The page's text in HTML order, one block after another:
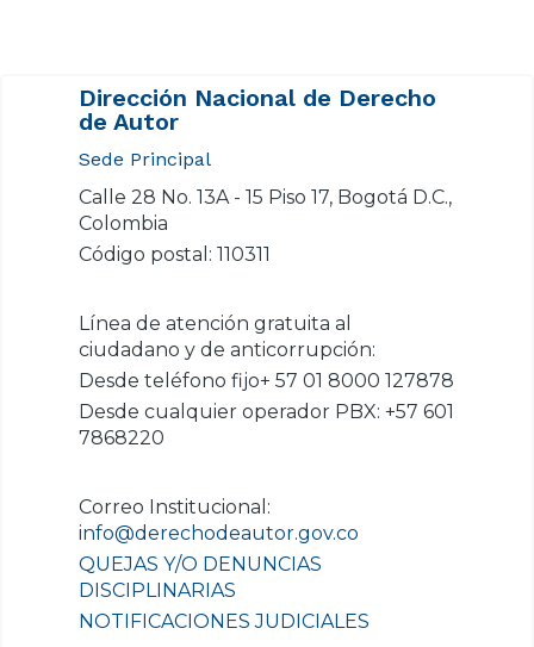
Dirección Nacional de Derecho
de Autor
Sede Principal
Calle 28 No. 13A - 15 Piso 17, Bogotá D.C.,
Colombia
Código postal: 110311
Línea de atención gratuita al
ciudadano y de anticorrupción:
Desde teléfono fijo+ 57 01 8000 127878
Desde cualquier operador PBX: +57 601
7868220
Correo Institucional:
info@derechodeautor.gov.co
QUEJAS Y/O DENUNCIAS
DISCIPLINARIAS
NOTIFICACIONES JUDICIALES